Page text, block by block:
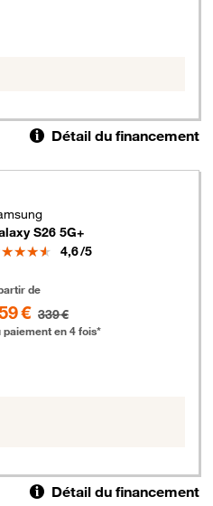
Détail du financement
non sélectionnables
S26 5G+
Note
4,6/5
de
€ 339 €
paiement en 4 fois*
Détail du financement